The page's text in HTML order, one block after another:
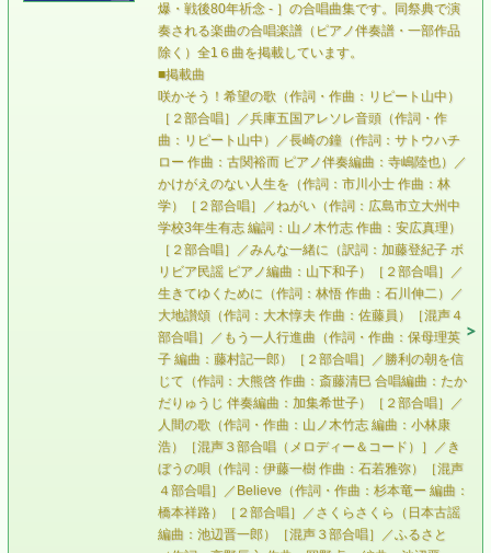
爆・戦後80年祈念 - ］の合唱曲集です。同祭典で演
奏される楽曲の合唱楽譜（ピアノ伴奏譜・一部作品
除く）全1６曲を掲載しています。
■掲載曲
咲かそう！希望の歌（作詞・作曲：リピート山中）
［２部合唱］／兵庫五国アレソレ音頭（作詞・作
曲：リピート山中）／長崎の鐘（作詞：サトウハチ
ロー 作曲：古関裕而 ピアノ伴奏編曲：寺嶋陸也）／
かけがえのない人生を（作詞：市川小士 作曲：林
学）［２部合唱］／ねがい（作詞：広島市立大州中
学校3年生有志 編詞：山ノ木竹志 作曲：安広真理）
［２部合唱］／みんな一緒に（訳詞：加藤登紀子 ボ
リビア民謡 ピアノ編曲：山下和子）［２部合唱］／
生きてゆくために（作詞：林悟 作曲：石川伸二）／
大地讃頌（作詞：大木惇夫 作曲：佐藤員）［混声４
部合唱］／もう一人行進曲（作詞・作曲：保母理英
子 編曲：藤村記一郎）［２部合唱］／勝利の朝を信
じて（作詞：大熊啓 作曲：斎藤清巳 合唱編曲：たか
だりゅうじ 伴奏編曲：加集希世子）［２部合唱］／
人間の歌（作詞・作曲：山ノ木竹志 編曲：小林康
浩）［混声３部合唱（メロディー＆コード）］／き
ぼうの唄（作詞：伊藤一樹 作曲：石若雅弥）［混声
４部合唱］／Believe（作詞・作曲：杉本竜ー 編曲：
橋本祥路）［２部合唱］／さくらさくら（日本古謡
編曲：池辺晋一郎）［混声３部合唱］／ふるさと